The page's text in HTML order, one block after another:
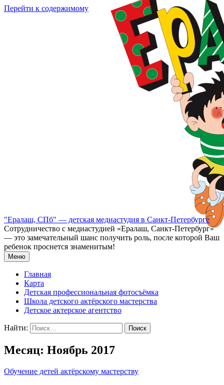
Перейти к содержимому
"Ералаш, СПб" — детская медиастудия в Санкт-Петербурге
Сотрудничество с медиастудией «Epaлаш, Санкт-Петербург»
— это замечательный шанс получить роль, после которой Ваш
ребенок проснется знаменитым!
Меню
Главная
Карта
Детская профессиональная фотосъёмка
Школа детского актёрского мастерства
Детское актерское агентство
Найти:
Месяц: Ноябрь 2017
Обучение детей актёрскому мастерству